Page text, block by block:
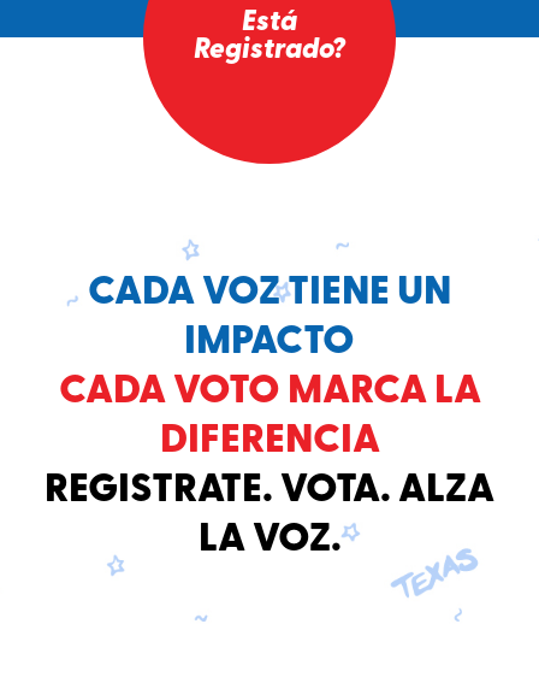
Está
Registrado?
CADA VOZ TIENE UN
IMPACTO
CADA VOTO MARCA LA
DIFERENCIA
REGISTRATE. VOTA. ALZA
LA VOZ.